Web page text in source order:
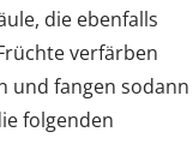
die ebenfalls
verfärben
und fangen sodann
folgenden